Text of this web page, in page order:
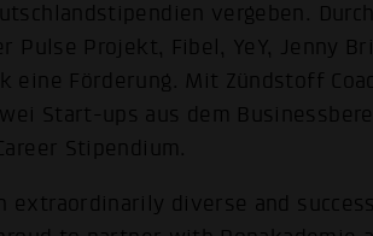
vergeben.
Pulse Projekt, Fibel, YeY, Jenny
eine Förderung. Mit Zündstoff
Start-ups aus dem
Stipendium.
extraordinarily diverse and